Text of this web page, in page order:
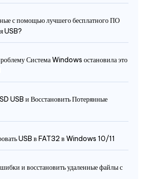
с помощью лучшего бесплатного ПО
USB?
Система Windows остановила это
USB и Восстановить Потерянные
USB в FAT32 в Windows 10/11
и восстановить удаленные файлы с